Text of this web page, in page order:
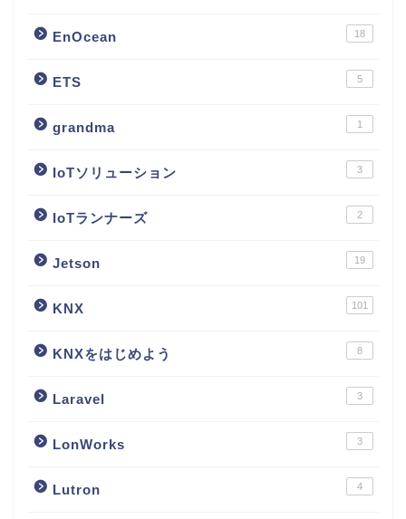
EnOcean 18
ETS 5
grandma 1
IoTソリューション 3
IoTランナーズ 2
Jetson 19
KNX 101
KNXをはじめよう 8
Laravel 3
LonWorks 3
Lutron 4